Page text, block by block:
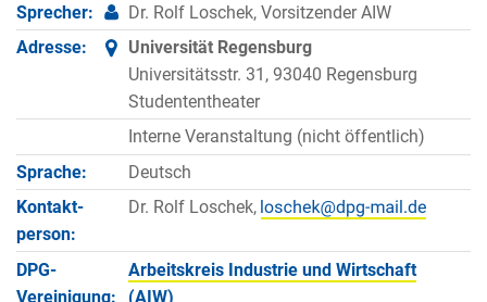
Sprecher:
Dr. Rolf Loschek, Vorsitzender AIW
Adresse:
Universität Regensburg
Universitätsstr. 31, 93040 Regensburg
Studententheater
Interne Veranstaltung (nicht öffentlich)
Sprache:
Deutsch
Kontakt­
person:
Dr. Rolf Loschek,
DPG-
Vereinigung:
Arbeitskreis Industrie und Wirtschaft
(AIW)